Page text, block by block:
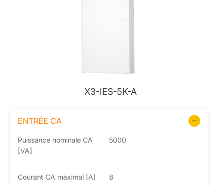
X3-IES-5K-A
ENTRÉE CA
Puissance nominale CA
[VA]
5000
Courant CA maximal [A] 8